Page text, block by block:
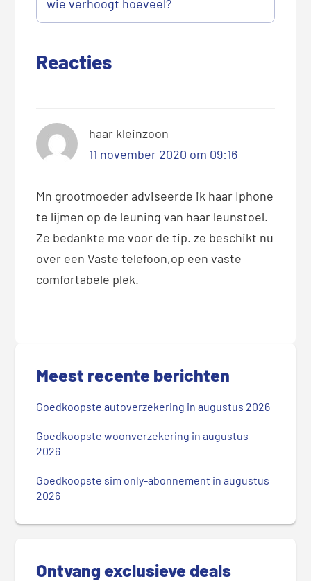
wie verhoogt hoeveel?
Reacties
haar kleinzoon
11 november 2020 om 09:16
Mn grootmoeder adviseerde ik haar Iphone
te lijmen op de leuning van haar leunstoel.
Ze bedankte me voor de tip. ze beschikt nu
over een Vaste telefoon,op een vaste
comfortabele plek.
d
Meest recente berichten
Goedkoopste autoverzekering in augustus 2026
Goedkoopste woonverzekering in augustus
2026
Goedkoopste sim only-abonnement in augustus
2026
Ontvang exclusieve deals